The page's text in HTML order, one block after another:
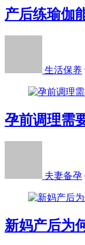
产后练瑜伽
生活保养
孕前调理需
夫妻备孕
新妈产后为